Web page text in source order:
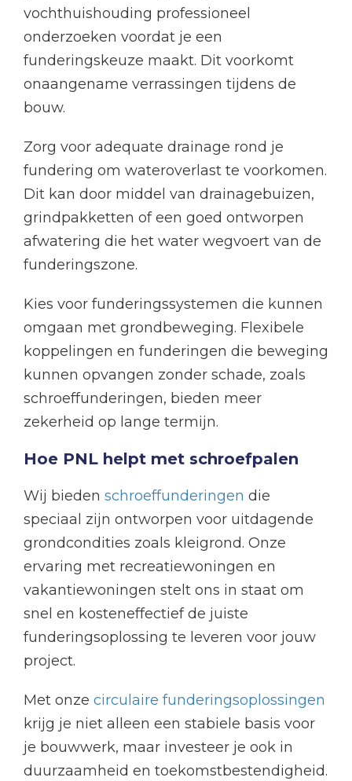
vochthuishouding professioneel
onderzoeken voordat je een
funderingskeuze maakt. Dit voorkomt
onaangename verrassingen tijdens de
bouw.
Zorg voor adequate drainage rond je
fundering om wateroverlast te voorkomen.
Dit kan door middel van drainagebuizen,
grindpakketten of een goed ontworpen
afwatering die het water wegvoert van de
funderingszone.
Kies voor funderingssystemen die kunnen
omgaan met grondbeweging. Flexibele
koppelingen en funderingen die beweging
kunnen opvangen zonder schade, zoals
schroeffunderingen, bieden meer
zekerheid op lange termijn.
Hoe PNL helpt met schroefpalen
Wij bieden schroeffunderingen die
speciaal zijn ontworpen voor uitdagende
grondcondities zoals kleigrond. Onze
ervaring met recreatiewoningen en
vakantiewoningen stelt ons in staat om
snel en kosteneffectief de juiste
funderingsoplossing te leveren voor jouw
project.
Met onze circulaire funderingsoplossingen
krijg je niet alleen een stabiele basis voor
je bouwwerk, maar investeer je ook in
duurzaamheid en toekomstbestendigheid.